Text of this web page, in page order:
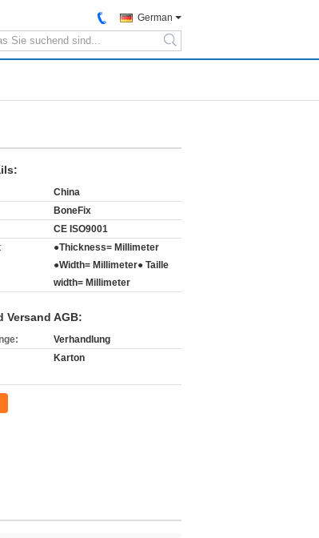
German
search
China
BoneFix
CE ISO9001
●Thickness= Millimeter
●Width= Millimeter● Taille
width= Millimeter
Versand AGB:
Verhandlung
Karton